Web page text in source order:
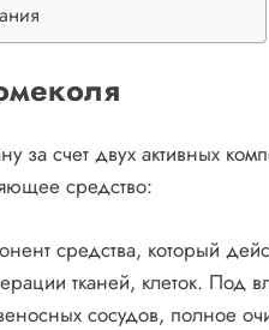
за счет двух активных
средство:
средства, который
тканей, клеток. Под
сосудов, полное